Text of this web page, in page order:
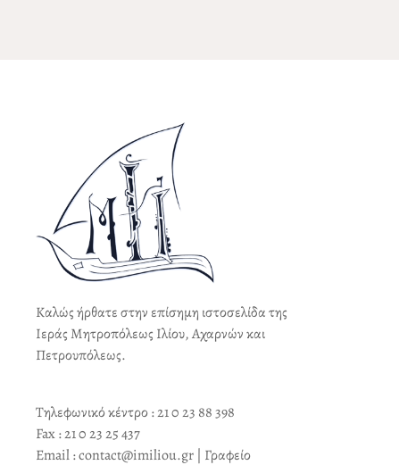
Καλώς ήρθατε στην επίσημη ιστοσελίδα της
Ιεράς Μητροπόλεως Ιλίου, Αχαρνών και
Πετρουπόλεως.
Τηλεφωνικό κέντρο : 21 0 23 88 398
Fax : 21 0 23 25 437
Email : contact@imiliou.gr | Γραφείο